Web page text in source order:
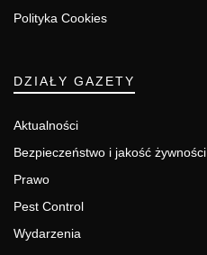
Polityka Cookies
DZIAŁY GAZETY
Aktualności
Bezpieczeństwo i jakość żywności
Prawo
Pest Control
Wydarzenia